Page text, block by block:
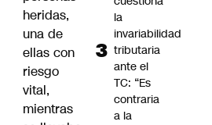
heridas,
una de
ellas con
riesgo
vital,
mientras
la
invariabilidad
tributaria
ante el
TC: “Es
contraria
a la